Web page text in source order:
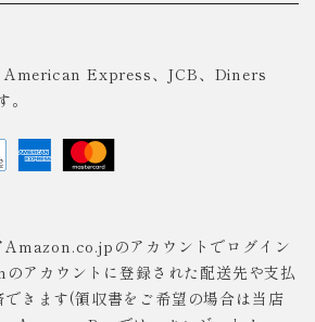
Express、JCB、Diners
Amazon.co.jpのアカウントでログイン
アカウントに登録された配送先や支払
きます(領収書をご希望の場合は当店